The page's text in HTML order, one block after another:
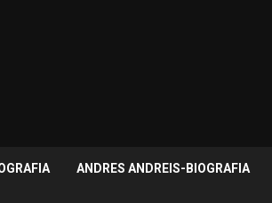
ANDRES ANDREIS-BIOGRAFIA